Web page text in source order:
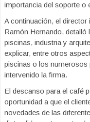
importancia del soporte o
A continuación, el director
Ramón Hernando, detalló
piscinas, industria y
explicar, entre otros
piscinas o los numerosos
intervenido la firma.
El descanso para el café
oportunidad a que el
novedades de las